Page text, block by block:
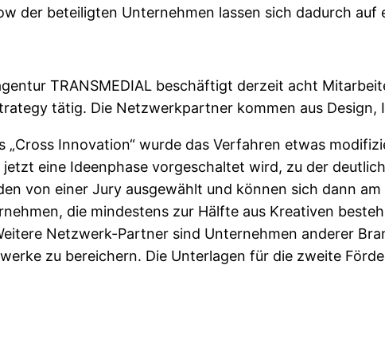
der beteiligten Unternehmen lassen sich dadurch auf
TRANSMEDIAL beschäftigt derzeit acht
tätig. Die Netzwerkpartner kommen aus Design,
„Cross Innovation“ wurde das Verfahren etwas
eine Ideenphase vorgeschaltet wird, zu der
von einer Jury ausgewählt und können sich dann
die mindestens zur Hälfte aus Kreativen
Netzwerk-Partner sind Unternehmen anderer
zu bereichern. Die Unterlagen für die zweite